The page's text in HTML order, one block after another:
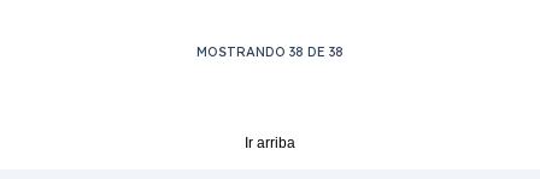
MOSTRANDO 38 DE 38
Ir arriba